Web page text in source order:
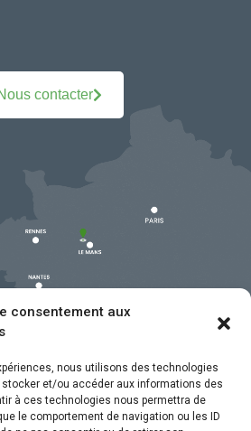
consentement aux
nous utilisons des technologies
et/ou accéder aux informations des
à ces technologies nous permettra de
le comportement de navigation ou les ID
contacter